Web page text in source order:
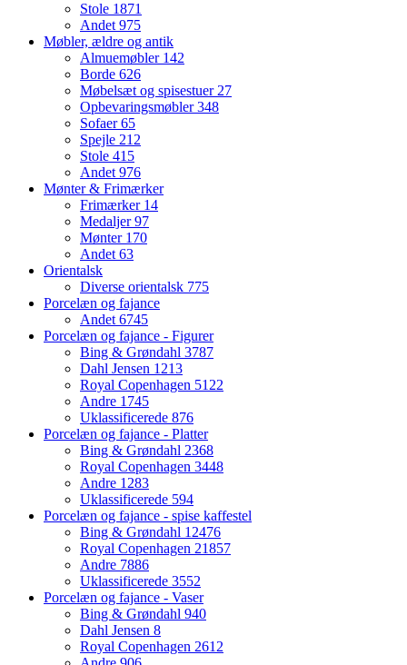
Stole 1871
Andet975
Møbler, ældre og antik
Almuemøbler 142
Borde 626
Møbelsæt og spisestuer27
Opbevaringsmøbler348
Sofaer65
Spejle 212
Stole 415
Andet976
Mønter & Frimærker
Frimærker 14
Medaljer97
Mønter 170
Andet63
Orientalsk
Diverse orientalsk 775
Porcelæn og fajance
Andet6745
Porcelæn og fajance - Figurer
Bing & Grøndahl 3787
Dahl Jensen 1213
Royal Copenhagen 5122
Andre 1745
Uklassificerede 876
Porcelæn og fajance - Platter
Bing & Grøndahl 2368
Royal Copenhagen 3448
Andre 1283
Uklassificerede 594
Porcelæn og fajance - spise kaffestel
Bing & Grøndahl 12476
Royal Copenhagen 21857
Andre 7886
Uklassificerede 3552
Porcelæn og fajance - Vaser
Bing & Grøndahl 940
Dahl Jensen 8
Royal Copenhagen 2612